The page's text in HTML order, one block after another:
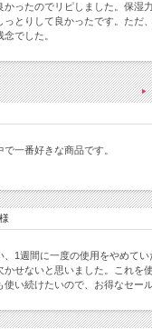
かったのでリピしました。保湿
っとりして良かったです。ただ
でした。
一番好きな商品です。
、1週間に一度の使用をやめて
かせないと思いました。これを
使い続けたいので、お得なセー